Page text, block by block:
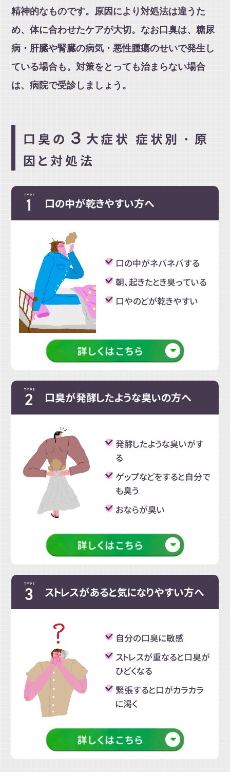
精神的なものです。原因により対処法は違うた
め、体に合わせたケアが大切。なお口臭は、糖尿
病・肝臓や腎臓の病気・悪性腫瘍のせいで発生し
ている場合も。対策をとっても治まらない場合
は、病院で受診しましょう。
口臭の ３ 大症状 症状別・原
因と対処法
口の中が乾きやすい方へ
口の中がネバネバする
朝、起きたとき臭っている
口やのどが乾きやすい
口臭が発酵したような臭いの方へ
発酵したような臭いがす
る
ゲップなどをすると自分で
も臭う
おならが臭い
ストレスがあると気になりやすい方へ
自分の口臭に敏感
ストレスが重なると口臭が
ひどくなる
緊張すると口がカラカラ
に渇く